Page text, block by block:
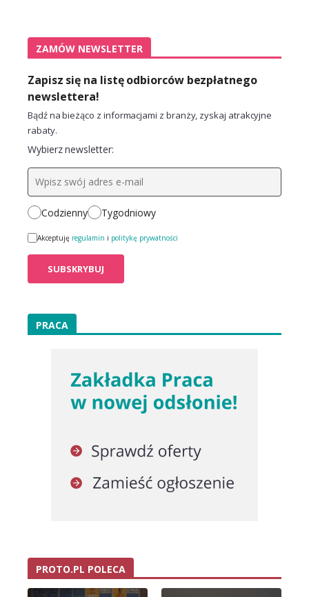
ZAMÓW NEWSLETTER
Zapisz się na listę odbiorców bezpłatnego
newslettera!
Bądź na bieżąco z informacjami z branży, zyskaj atrakcyjne
rabaty.
Wybierz newsletter:
Codzienny Tygodniowy
Akceptuję regulamin i politykę prywatności
PRACA
PROTO.PL POLECA